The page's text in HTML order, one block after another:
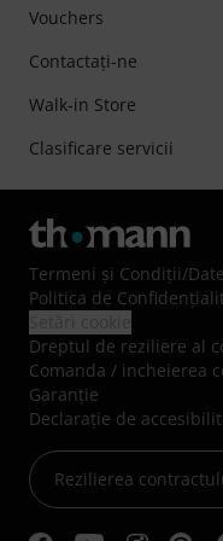
Vouchers
Contactaţi-ne
Walk-in Store
Clasificare servicii
Termeni şi Condiţii/
Politica de
Dreptul de reziliere al
Comanda / incheierea
Garanție
Declarație de
Rezilierea